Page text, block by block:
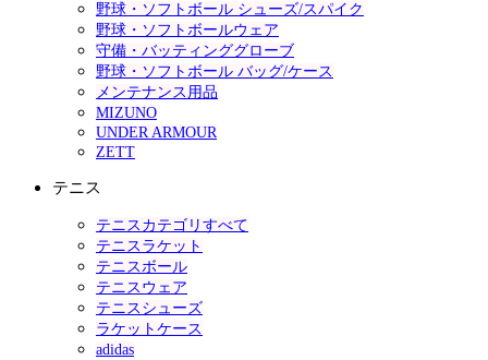
野球・ソフトボール シューズ/スパイク
野球・ソフトボールウェア
守備・バッティンググローブ
野球・ソフトボール バッグ/ケース
メンテナンス用品
MIZUNO
UNDER ARMOUR
ZETT
テニス
テニスカテゴリすべて
テニスラケット
テニスボール
テニスウェア
テニスシューズ
ラケットケース
adidas